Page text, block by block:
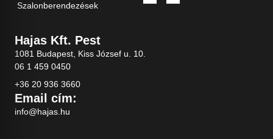
Szalonberendezések
Hajas Kft. Pest
1081 Budapest, Kiss József u. 10.
06 1 459 0450
+36 20 936 3660
Email cím:
info@hajas.hu